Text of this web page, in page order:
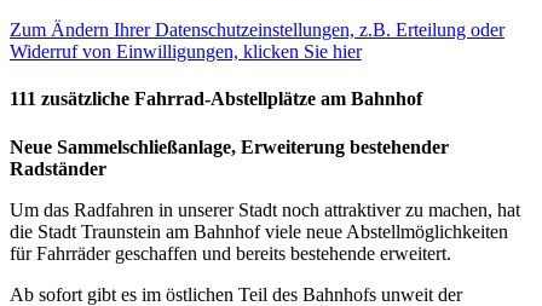
Zum Ändern Ihrer Datenschutzeinstellungen, z.B. Erteilung oder
Widerruf von Einwilligungen, klicken Sie hier
111 zusätzliche Fahrrad-Abstellplätze am Bahnhof
Neue Sammelschließanlage, Erweiterung bestehender
Radständer
Um das Radfahren in unserer Stadt noch attraktiver zu machen, hat
die Stadt Traunstein am Bahnhof viele neue Abstellmöglichkeiten
für Fahrräder geschaffen und bereits bestehende erweitert.
Ab sofort gibt es im östlichen Teil des Bahnhofs unweit der